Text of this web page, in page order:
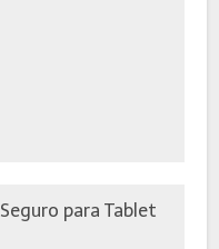
Seguro para Tablet